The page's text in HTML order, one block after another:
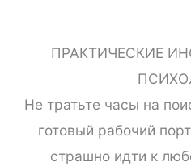
ПРАКТИЧЕСКИЕ
Не тратьте часы на
готовый рабочий
страшно идти к